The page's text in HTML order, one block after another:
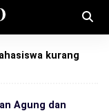
kurang
Agung dan